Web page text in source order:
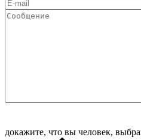
докажите, что вы человек,